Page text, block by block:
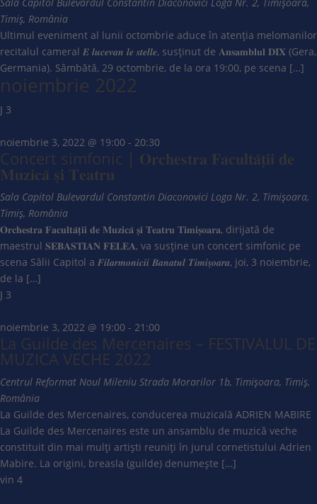
Timiș, România
Ultimul eveniment al lunii octombrie aduce în atenția melomanilor
recitalul cameral 𝑬 𝒍𝒖𝒄𝒆𝒗𝒂𝒏 𝒍𝒆 𝒔𝒕𝒆𝒍𝒍𝒆, susținut de 𝐀𝐧𝐬𝐚𝐦𝐛𝐥𝐮𝐥 𝐃𝐈𝐗 (Gera,
Germania). Sâmbătă, 29 octombrie, de la ora 19:00, pe scena […]
noiembrie 2022
J 3
noiembrie 3, 2022 @ 19:00 - 20:30
Concert simfonic | 𝐎𝐫𝐜𝐡𝐞𝐬𝐭𝐫𝐚 𝐅𝐚𝐜𝐮𝐥𝐭𝐚̆𝐭̦𝐢𝐢 𝐝𝐞
𝐌𝐮𝐳𝐢𝐜𝐚̆ 𝐬̦𝐢 𝐓𝐞𝐚𝐭𝐫𝐮
Sala Capitol Bulevardul Constantin Diaconovici Loga Nr. 2, Timișoara,
Timiș, România
𝐎𝐫𝐜𝐡𝐞𝐬𝐭𝐫𝐚 𝐅𝐚𝐜𝐮𝐥𝐭𝐚̆𝐭̦𝐢𝐢 𝐝𝐞 𝐌𝐮𝐳𝐢𝐜𝐚̆ 𝐬̦𝐢 𝐓𝐞𝐚𝐭𝐫𝐮 𝐓𝐢𝐦𝐢𝐬̦𝐨𝐚𝐫𝐚, dirijată de
maestrul 𝐒𝐄𝐁𝐀𝐒𝐓𝐈𝐀𝐍 𝐅𝐄𝐋𝐄𝐀, va susține un concert simfonic pe
scena Sălii Capitol a 𝑭𝒊𝒍𝒂𝒓𝒎𝒐𝒏𝒊𝒄𝒊𝒊 𝑩𝒂𝒏𝒂𝒕𝒖𝒍 𝑻𝒊𝒎𝒊𝒔̦𝒐𝒂𝒓𝒂, joi, 3 noiembrie,
de la […]
J 3
noiembrie 3, 2022 @ 19:00 - 21:00
La Guilde des Mercenaires – FESTIVALUL DE
MUZICA VECHE 2022
Centrul Reformat Noul Mileniu Strada Morarilor 1b, Timișoara, Timiș,
România
La Guilde des Mercenaires, conducerea muzicală ADRIEN MABIRE
La Guilde des Mercenaires este un ansamblu de muzică veche
constituit din mai mulți artiști reuniți în jurul cornetistului Adrien
Mabire. La origini, breasla (guilde) denumește […]
vin 4